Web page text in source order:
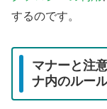
するのです。
マナーと注
ナ内のルール